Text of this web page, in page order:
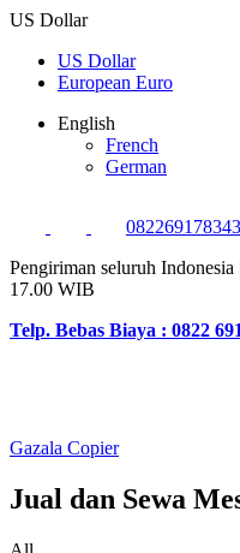
US Dollar
US Dollar
European Euro
English
French
German
082269178343
Pengiriman seluruh Indonesia |
17.00 WIB
Telp. Bebas Biaya : 0822
Gazala Copier
Jual dan Sewa